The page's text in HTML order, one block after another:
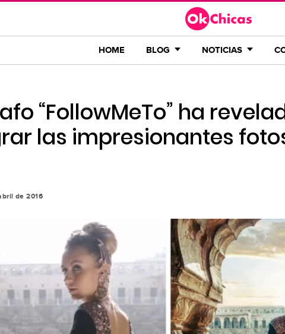
HOME BLOG NOTICIAS
“FollowMeTo” ha
las impresionantes
de 2016